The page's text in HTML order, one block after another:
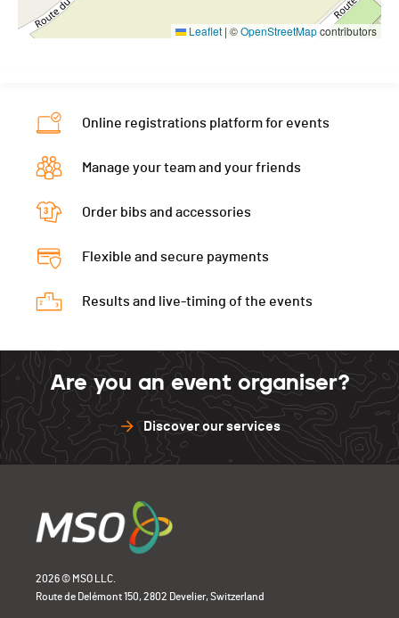
Leaflet | ©OpenStreetMapcontributors
Online registrations platform for events
Manage your team and your friends
Order bibs and accessories
Flexible and secure payments
Results and live-timing of the events
Are you an event organiser?
Discover our services
2026 © MSO LLC.
Route de Delémont 150, 2802 Develier, Switzerland